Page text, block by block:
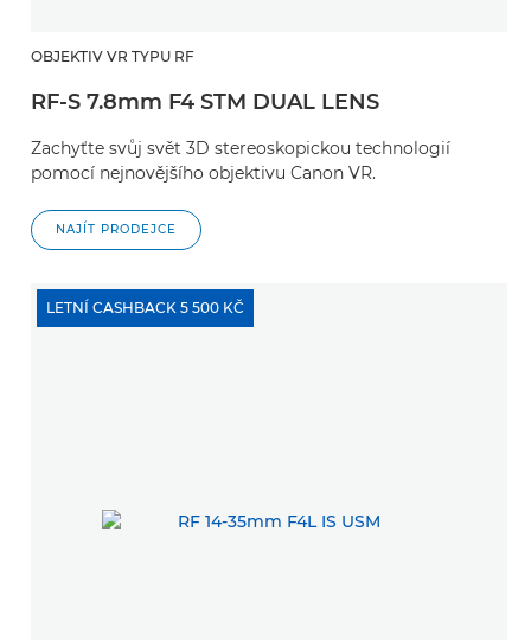
OBJEKTIV VR TYPU RF
RF-S 7.8mm F4 STM DUAL LENS
Zachyťte svůj svět 3D stereoskopickou technologií
pomocí nejnovějšího objektivu Canon VR.
NAJÍT PRODEJCE
LETNÍ CASHBACK 5 500 KČ